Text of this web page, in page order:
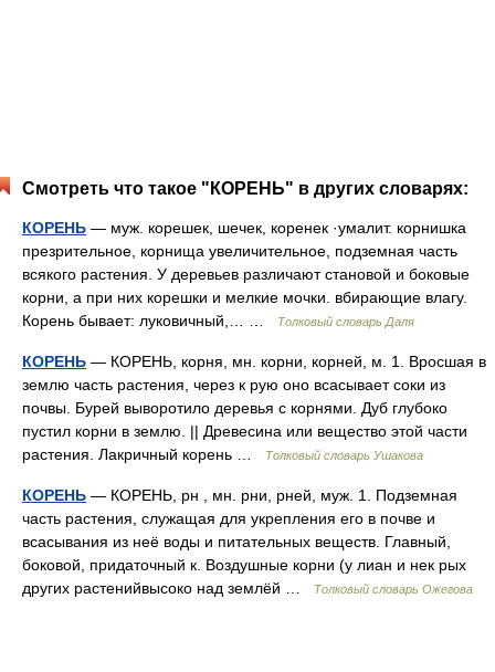
Смотреть что такое "КОРЕНЬ" в других словарях:
КОРЕНЬ — муж. корешек, шечек, коренек ·умалит. корнишка
презрительное, корнища увеличительное, подземная часть
всякого растения. У деревьев различают становой и боковые
корни, а при них корешки и мелкие мочки. вбирающие влагу.
Корень бывает: луковичный,… …
Толковый словарь Даля
КОРЕНЬ — КОРЕНЬ, корня, мн. корни, корней, м. 1. Вросшая в
землю часть растения, через к рую оно всасывает соки из
почвы. Бурей выворотило деревья с корнями. Дуб глубоко
пустил корни в землю. || Древесина или вещество этой части
растения. Лакричный корень …
Толковый словарь Ушакова
КОРЕНЬ — КОРЕНЬ, рн , мн. рни, рней, муж. 1. Подземная
часть растения, служащая для укрепления его в почве и
всасывания из неё воды и питательных веществ. Главный,
боковой, придаточный к. Воздушные корни (у лиан и нек рых
других растенийвысоко над землёй …
Толковый словарь Ожегова